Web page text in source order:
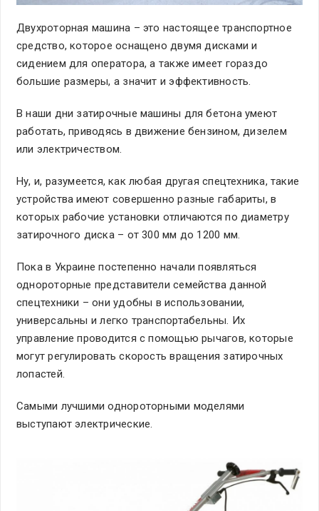
Двухроторная машина – это настоящее транспортное
средство, которое оснащено двумя дисками и
сидением для оператора, а также имеет гораздо
большие размеры, а значит и эффективность.
В наши дни затирочные машины для бетона умеют
работать, приводясь в движение бензином, дизелем
или электричеством.
Ну, и, разумеется, как любая другая спецтехника, такие
устройства имеют совершенно разные габариты, в
которых рабочие установки отличаются по диаметру
затирочного диска – от 300 мм до 1200 мм.
Пока в Украине постепенно начали появляться
однороторные представители семейства данной
спецтехники – они удобны в использовании,
универсальны и легко транспортабельны. Их
управление проводится с помощью рычагов, которые
могут регулировать скорость вращения затирочных
лопастей.
Самыми лучшими однороторными моделями
выступают электрические.